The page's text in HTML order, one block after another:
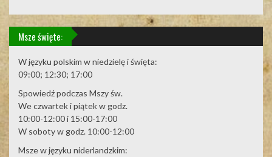
Msze święte:
W języku polskim w niedzielę i święta:
09:00; 12:30; 17:00
Spowiedź podczas Mszy św.
We czwartek i piątek w godz.
10:00-12:00 i 15:00-17:00
W soboty w godz. 10:00-12:00
Msze w języku niderlandzkim: